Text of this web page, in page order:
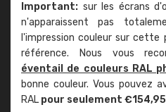
Important: sur les écrans
n'apparaissent pas
l'impression couleur sur
référence. Nous vous
éventail de couleurs RAL
bonne couleur. Vous pouvez
RAL pour seulement €154,95